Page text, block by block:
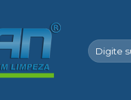
Pesquisar
por: